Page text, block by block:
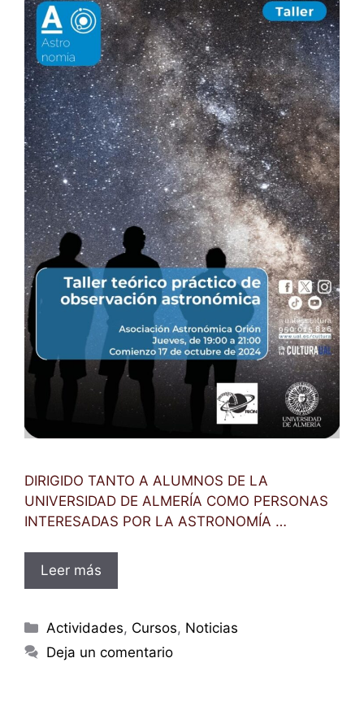
DIRIGIDO TANTO A ALUMNOS DE LA
UNIVERSIDAD DE ALMERÍA COMO PERSONAS
INTERESADAS POR LA ASTRONOMÍA …
Leer más
Categorías
Actividades, Cursos, Noticias
Deja un comentario